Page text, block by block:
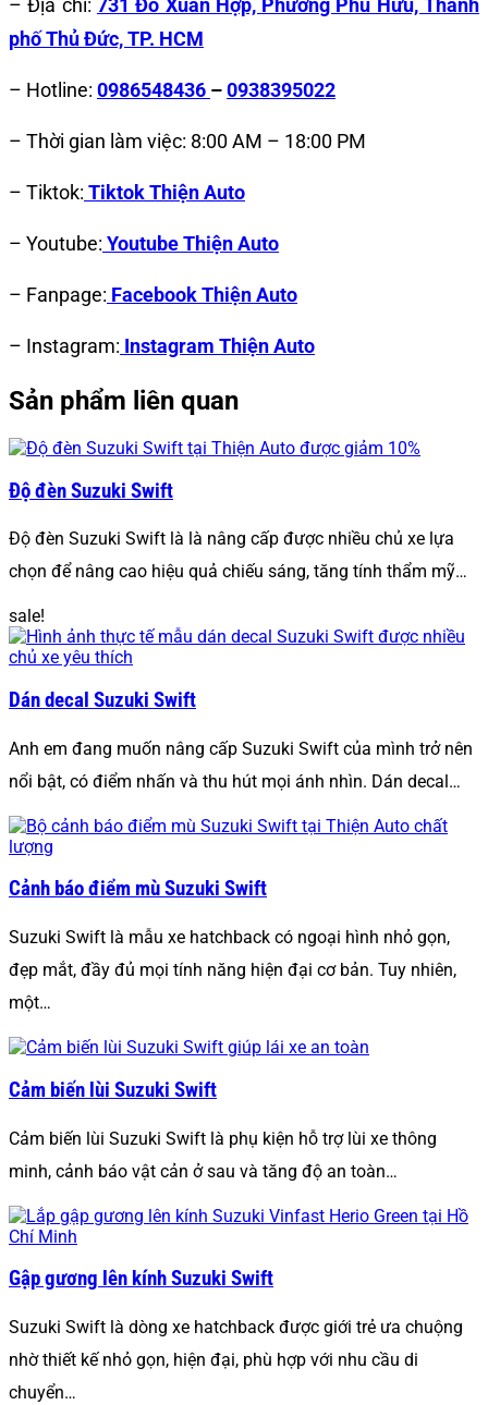
– Địa chỉ: 731 Đỗ Xuân Hợp, Phường Phú Hữu, Thành
phố Thủ Đức, TP. HCM
– Hotline: 0986548436 –0938395022
– Thời gian làm việc: 8:00 AM – 18:00 PM
– Tiktok: Tiktok Thiện Auto
– Youtube: Youtube Thiện Auto
– Fanpage: Facebook Thiện Auto
– Instagram: Instagram Thiện Auto
Sản phẩm liên quan
Độ đèn Suzuki Swift
Độ đèn Suzuki Swift là là nâng cấp được nhiều chủ xe lựa
chọn để nâng cao hiệu quả chiếu sáng, tăng tính thẩm mỹ…
sale!
Dán decal Suzuki Swift
Anh em đang muốn nâng cấp Suzuki Swift của mình trở nên
nổi bật, có điểm nhấn và thu hút mọi ánh nhìn. Dán decal…
Cảnh báo điểm mù Suzuki Swift
Suzuki Swift là mẫu xe hatchback có ngoại hình nhỏ gọn,
đẹp mắt, đầy đủ mọi tính năng hiện đại cơ bản. Tuy nhiên,
một…
Cảm biến lùi Suzuki Swift
Cảm biến lùi Suzuki Swift là phụ kiện hỗ trợ lùi xe thông
minh, cảnh báo vật cản ở sau và tăng độ an toàn…
Gập gương lên kính Suzuki Swift
Suzuki Swift là dòng xe hatchback được giới trẻ ưa chuộng
nhờ thiết kế nhỏ gọn, hiện đại, phù hợp với nhu cầu di
chuyển…